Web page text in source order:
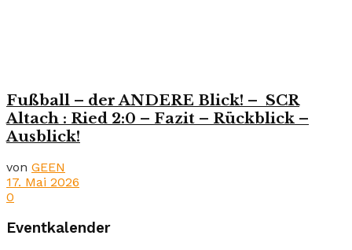
Fußball – der ANDERE Blick! – SCR
Altach : Ried 2:0 – Fazit – Rückblick –
Ausblick!
von GEEN
17. Mai 2026
0
Eventkalender